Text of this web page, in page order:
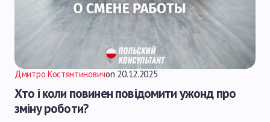
Дмитро Костянтиновичon 20.12.2025
Хто і коли повинен повідомити ужонд про
зміну роботи?